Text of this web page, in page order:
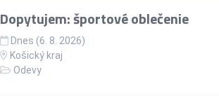
Dopytujem: športové oblečenie
Dnes (6. 8. 2026)
Košický kraj
Odevy